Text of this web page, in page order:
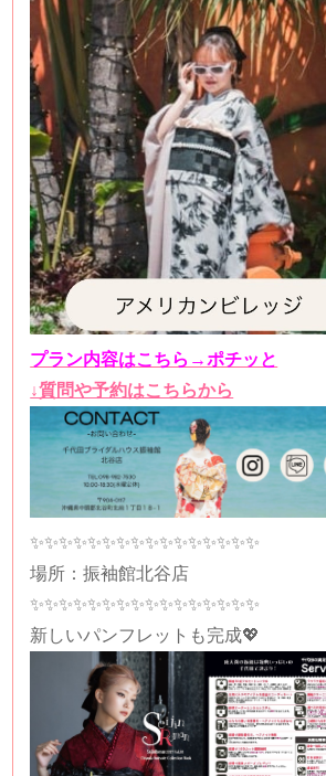
プラン内容はこちら→ポチッと
↓質問や予約はこちらから
✨✨✨✨✨✨✨✨✨✨✨✨✨✨✨✨
場所：振袖館北谷店
✨✨✨✨✨✨✨✨✨✨✨✨✨✨✨✨
新しいパンフレットも完成💖